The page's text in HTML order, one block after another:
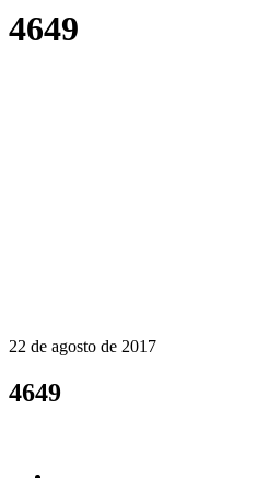
4649
22 de agosto de 2017
4649